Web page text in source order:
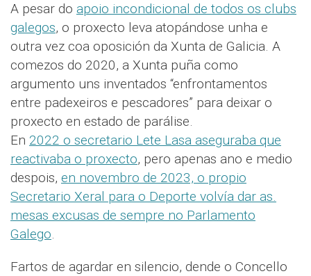
A pesar do apoio incondicional de todos os clubs
galegos, o proxecto leva atopándose unha e
outra vez coa oposición da Xunta de Galicia. A
comezos do 2020, a Xunta puña como
argumento uns inventados “enfrontamentos
entre padexeiros e pescadores” para deixar o
proxecto en estado de parálise.
En 2022 o secretario Lete Lasa aseguraba que
reactivaba o proxecto, pero apenas ano e medio
despois, en novembro de 2023, o propio
Secretario Xeral para o Deporte volvía dar as.
mesas excusas de sempre no Parlamento
Galego.
Fartos de agardar en silencio, dende o Concello